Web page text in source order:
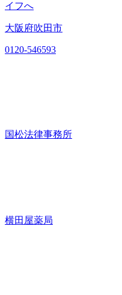
イフへ
大阪府吹田市
0120-546593
国松法律事務所
横田屋薬局